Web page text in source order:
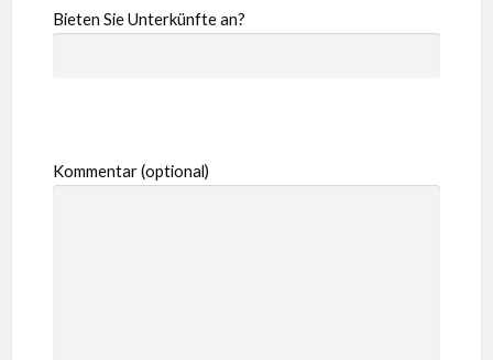
Bieten Sie Unterkünfte an?
Kommentar (optional)